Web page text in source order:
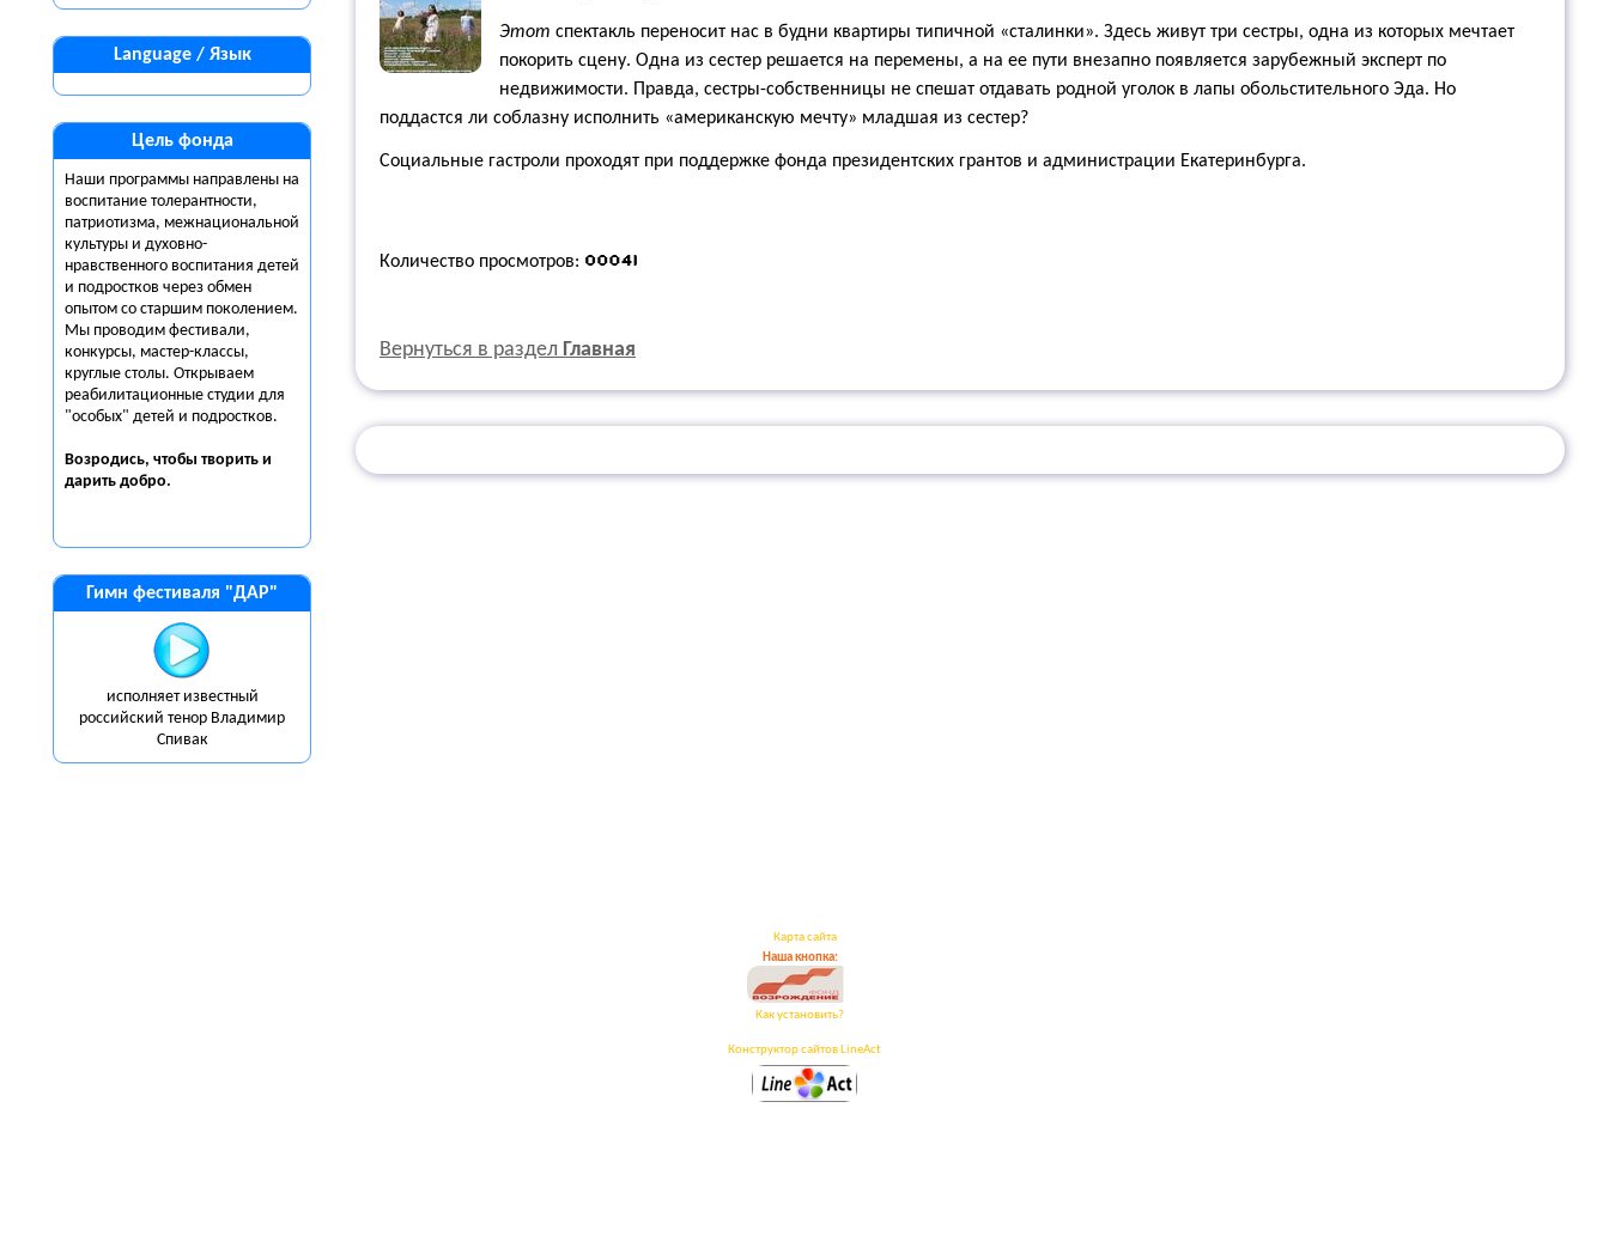
Language / Язык
Цель фонда
Наши программы направлены на
воспитание толерантности,
патриотизма, межнациональной
культуры и духовно-
нравственного воспитания детей
и подростков через обмен
опытом со старшим поколением.
Мы проводим фестивали,
конкурсы, мастер-классы,
круглые столы. Открываем
реабилитационные студии для
"особых" детей и подростков.
Возродись, чтобы творить и
дарить добро.
Гимн фестиваля "ДАР"
исполняет известный
российский тенор Владимир
Спивак
Этот спектакль переносит нас в будни квартиры типичной «сталинки». Здесь живут три сестры, одна из которых мечтает
покорить сцену. Одна из сестер решается на перемены, а на ее пути внезапно появляется зарубежный эксперт по
недвижимости. Правда, сестры-собственницы не спешат отдавать родной уголок в лапы обольстительного Эда. Но
поддастся ли соблазну исполнить «американскую мечту» младшая из сестер?
Социальные гастроли проходят при поддержке фонда президентских грантов и администрации Екатеринбурга.
Количество просмотров:
Вернуться в раздел Главная
Карта сайта
Наша кнопка:
Как установить?
Конструктор сайтов LineAct